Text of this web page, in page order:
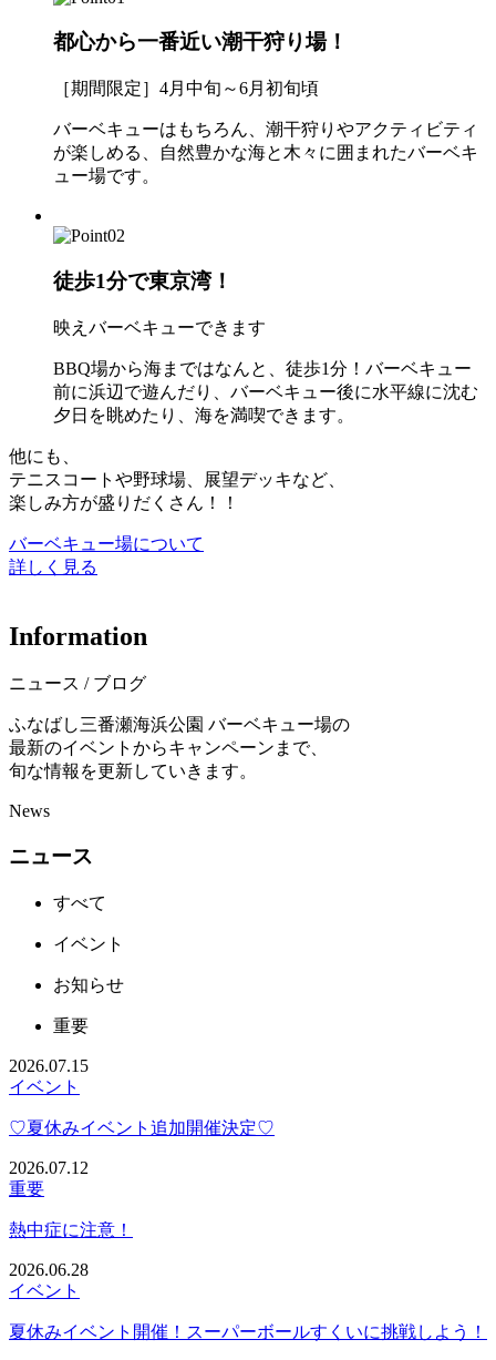
都心から一番近い潮干狩り場！
［期間限定］4月中旬～6月初旬頃
バーベキューはもちろん、潮干狩りやアクティビティ
が楽しめる、自然豊かな海と木々に囲まれたバーベキ
ュー場です。
徒歩1分で東京湾！
映えバーベキューできます
BBQ場から海まではなんと、徒歩1分！バーベキュー
前に浜辺で遊んだり、バーベキュー後に水平線に沈む
夕日を眺めたり、海を満喫できます。
他にも、
テニスコートや野球場、展望デッキなど、
楽しみ方が盛りだくさん！！
バーベキュー場について
詳しく見る
Information
ニュース / ブログ
ふなばし三番瀬海浜公園 バーベキュー場の
最新のイベントからキャンペーンまで、
旬な情報を更新していきます。
News
ニュース
すべて
イベント
お知らせ
重要
2026.07.15
イベント
♡夏休みイベント追加開催決定♡
2026.07.12
重要
熱中症に注意！
2026.06.28
イベント
夏休みイベント開催！スーパーボールすくいに挑戦しよう！